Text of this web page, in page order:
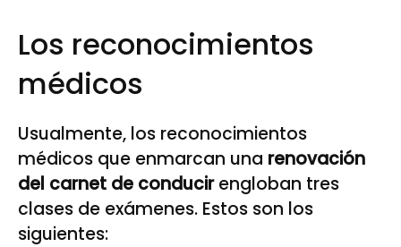
Los reconocimientos
médicos
Usualmente, los reconocimientos
médicos que enmarcan una renovación
del carnet de conducirengloban tres
clases de exámenes. Estos son los
siguientes: